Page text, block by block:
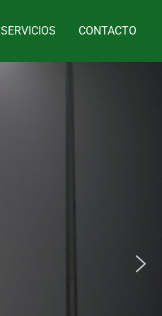
SERVICIOS CONTACTO